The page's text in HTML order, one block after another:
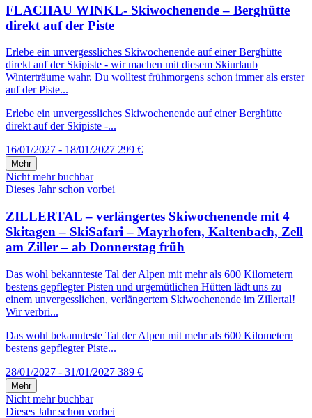
FLACHAU WINKL- Skiwochenende – Berghütte
direkt auf der Piste
Erlebe ein unvergessliches Skiwochenende auf einer Berghütte
direkt auf der Skipiste - wir machen mit diesem Skiurlaub
Winterträume wahr. Du wolltest frühmorgens schon immer als erster
auf der Piste...
Erlebe ein unvergessliches Skiwochenende auf einer Berghütte
direkt auf der Skipiste -...
16/01/2027 - 18/01/2027 299 €
Mehr
Nicht mehr buchbar
Dieses Jahr schon vorbei
ZILLERTAL – verlängertes Skiwochenende mit 4
Skitagen – SkiSafari – Mayrhofen, Kaltenbach, Zell
am Ziller – ab Donnerstag früh
Das wohl bekannteste Tal der Alpen mit mehr als 600 Kilometern
bestens gepflegter Pisten und urgemütlichen Hütten lädt uns zu
einem unvergesslichen, verlängertem Skiwochenende im Zillertal!
Wir verbri...
Das wohl bekannteste Tal der Alpen mit mehr als 600 Kilometern
bestens gepflegter Piste...
28/01/2027 - 31/01/2027 389 €
Mehr
Nicht mehr buchbar
Dieses Jahr schon vorbei